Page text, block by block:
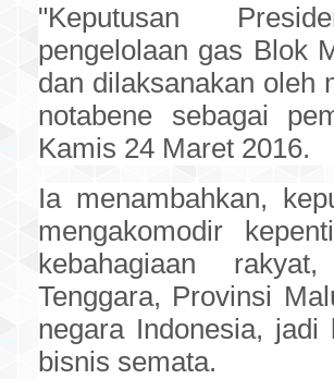
"Keputusan
pengelolaan gas Blok
dan dilaksanakan oleh
notabene sebagai
Kamis 24 Maret 2016.
Ia menambahkan,
mengakomodir
kebahagiaan
Tenggara, Provinsi
negara Indonesia, jadi
bisnis semata.